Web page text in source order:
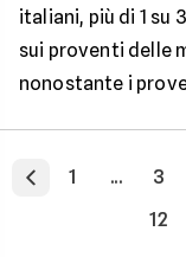
italiani, più di 1 su
sui proventi delle
nonostante i
1 ... 3
12